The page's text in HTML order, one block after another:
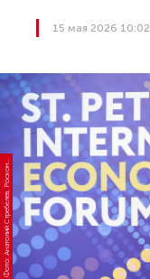
15 мая 2026 10:02
Ф
о
т
о:
А
н
а
т
о
л
и
й
С
т
р
е
б
е
л
е
в,
Р
о
с
к
о
н
г
р
е
с
с